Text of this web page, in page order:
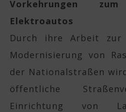
Vorkehrungen
Elektroautos
Durch ihre Arbeit zur
Modernisierung von
der Nationalstraßen
öffentliche
Einrichtung von